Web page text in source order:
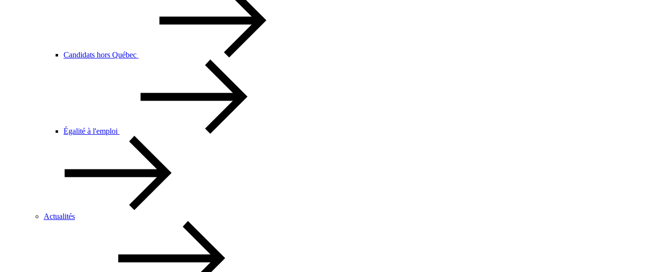
Candidats hors Québec
Égalité à l'emploi
Actualités